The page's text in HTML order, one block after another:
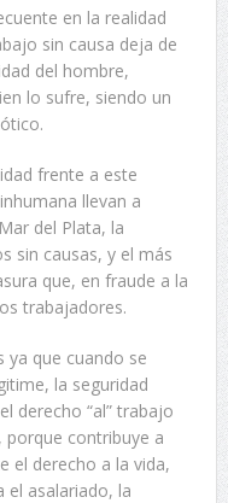
en la realidad
sin causa deja de
del hombre,
lo sufre, siendo un
frente a este
llevan a
del Plata, la
sin causas, y el más
que, en fraude a la
trabajadores.
ya que cuando se
la seguridad
derecho “al” trabajo
porque contribuye a
el derecho a la vida,
el asalariado, la